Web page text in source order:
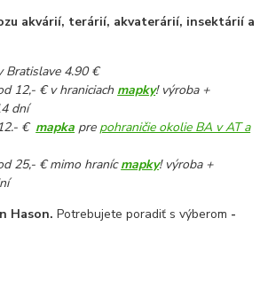
akvárií, terárií, akvaterárií, insektárií a
Bratislave 4.90 €
12,- € v hraniciach mapky! výroba +
dní
€ mapka pre pohraničie okolie BA v AT a
25,- € mimo hranícmapky! výroba +
Hason.Potrebujete poradiť s výberom -